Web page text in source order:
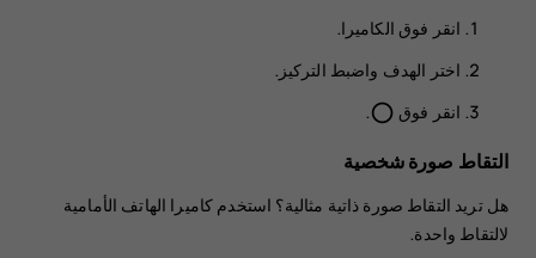
انقر فوق الكاميرا.
اختر الهدف واضبط التركيز.
انقر فوق panorama_fish_eye
.
التقاط صورة شخصية
هل تريد التقاط صورة ذاتية مثالية؟ استخدم كاميرا الهاتف الأمامية
لالتقاط واحدة.